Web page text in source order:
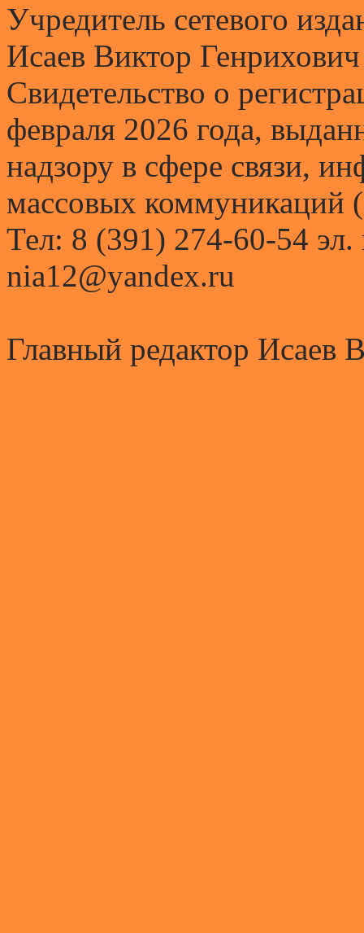
Учредитель сетевого
Исаев Виктор Генрихович
Свидетельство о
февраля 2026 года,
надзору в сфере связи,
массовых коммуникаций
Тел: 8 (391) 274-60-54 эл.
nia12@yandex.ru
Главный редактор Исаев